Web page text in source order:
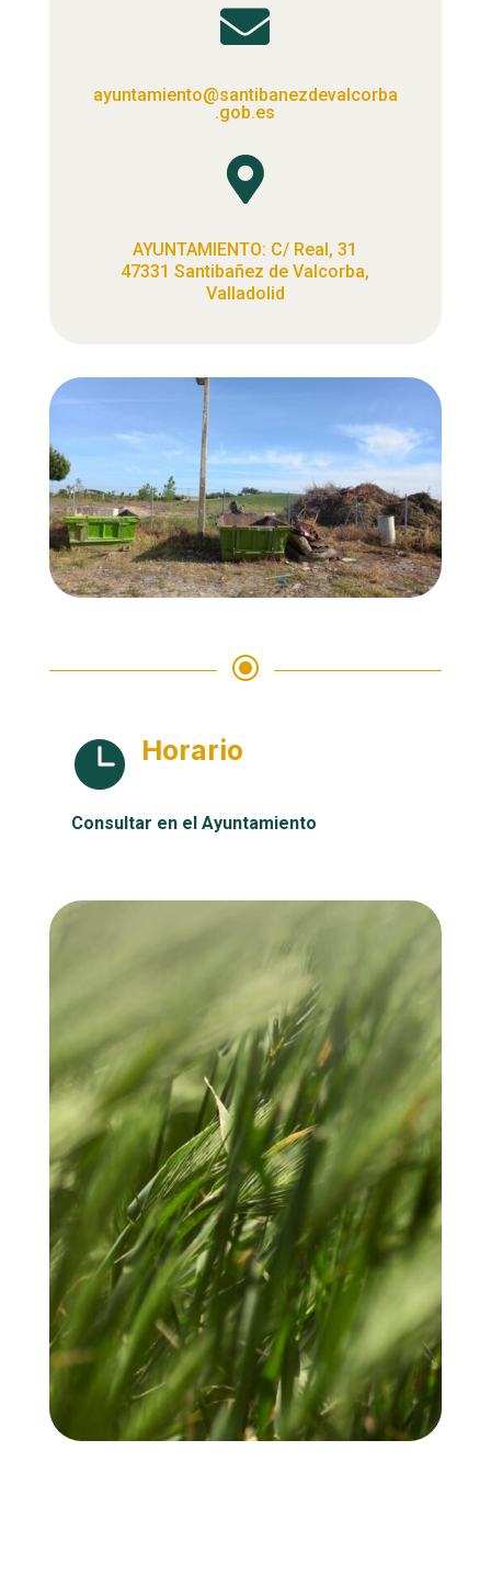

ayuntamiento@santibanezdevalcorba
.gob.es

AYUNTAMIENTO: C/ Real, 31
47331 Santibañez de Valcorba,
Valladolid
\
 Horario
Consultar en el Ayuntamiento